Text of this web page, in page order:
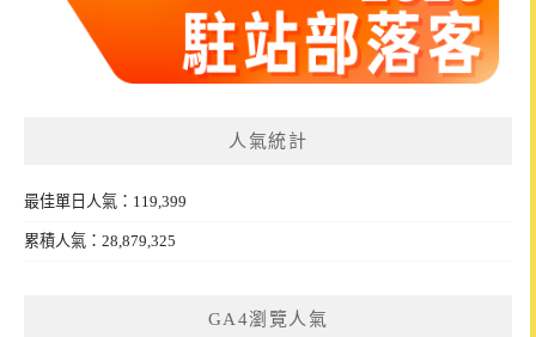
人氣統計
最佳單日人氣：119,399
累積人氣：28,879,325
GA4瀏覽人氣